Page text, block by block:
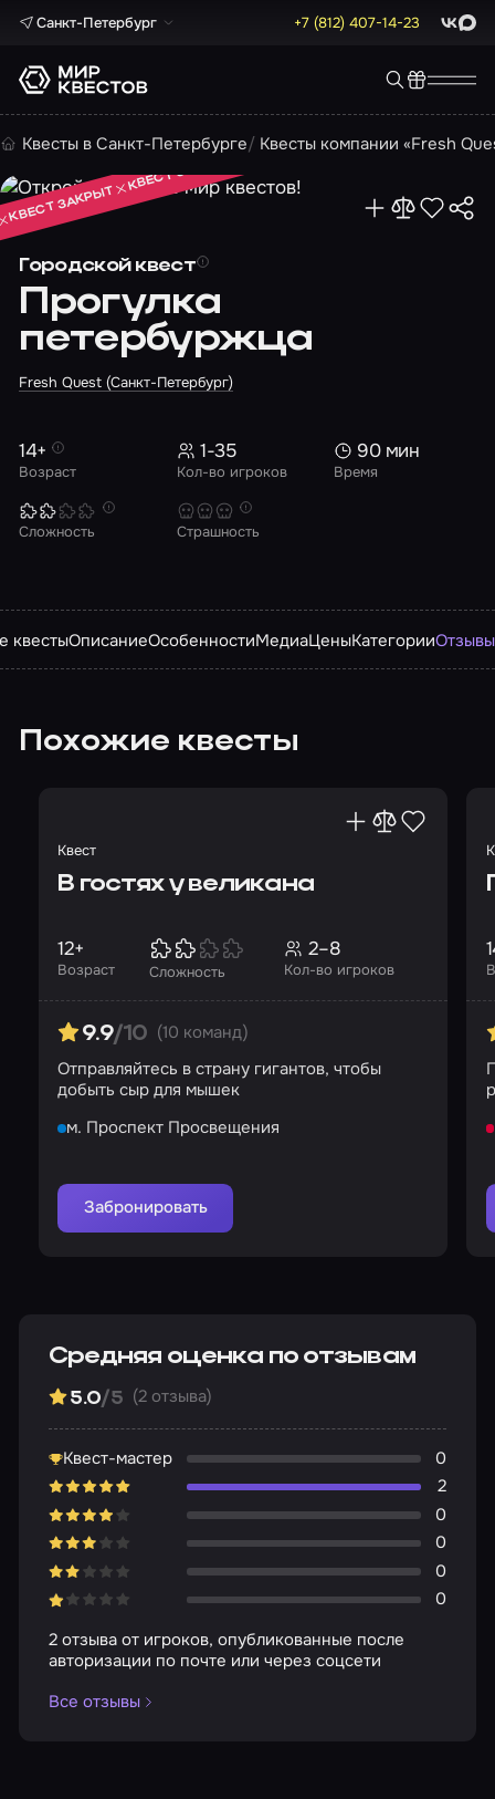
Санкт-Петербург +7 (812) 407-14-23 Max
Квесты в Санкт-Петербурге Квесты компании «Fresh
Городской квест
Прогулка
петербуржца
Fresh Quest (Санкт-Петербург)
КВЕСТ ЗАКРЫТ
КВЕСТ ЗАКРЫТ
КВЕСТ ЗАКРЫТ
Возраст
14+
Кол-во игроков
1-35
Время
90 мин
Сложность Страшность
квестыОписаниеОсобенностиМедиаЦеныКатегорииОтзывы
Похожие квесты
Квест
В гостях у великана
Возраст
12+
Сложность Кол-во игроков
2–8
9.9/10 (10 команд)
Отправляйтесь в страну гигантов, чтобы
добыть сыр для мышек
м. Проспект Просвещения
Забронировать
Средняя оценка по отзывам
5.0/5 (2 отзыва)
Квест-мастер
0
2
0
0
0
0
2 отзыва от игроков, опубликованные после
авторизации по почте или через соцсети
Все отзывы